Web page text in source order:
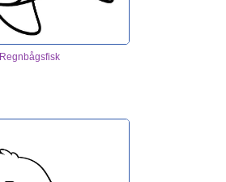
Regnbågsfisk